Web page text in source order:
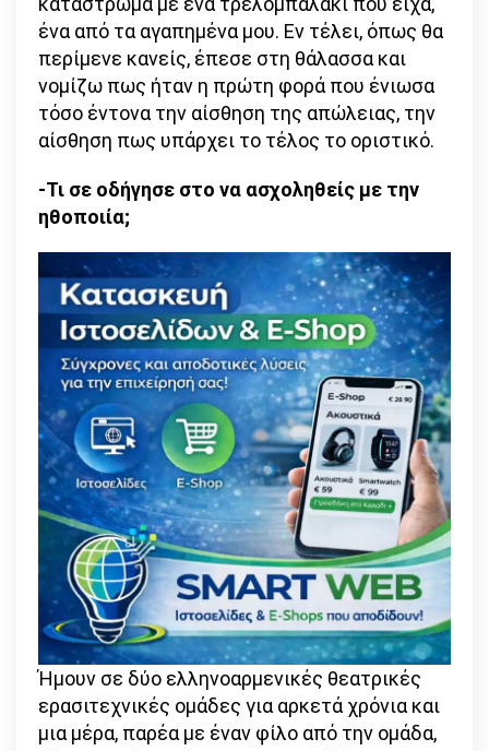
ένα από τα αγαπημένα μου. Εν τέλει, όπως θα
περίμενε κανείς, έπεσε στη θάλασσα και
νομίζω πως ήταν η πρώτη φορά που ένιωσα
τόσο έντονα την αίσθηση της απώλειας, την
αίσθηση πως υπάρχει το τέλος το οριστικό.
-Τι σε οδήγησε στο να ασχοληθείς με την
ηθοποιία;
Ήμουν σε δύο ελληνοαρμενικές θεατρικές
ερασιτεχνικές ομάδες για αρκετά χρόνια και
μια μέρα, παρέα με έναν φίλο από την ομάδα,